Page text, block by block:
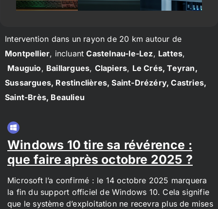
Intervention dans un rayon de 20 km autour de
Montpellier, incluantCastelnau-le-Lez, Lattes,
Mauguio, Baillargues, Clapiers, Le Crés, Teyran,
Sussargues, Restinclières, Saint-Drézéry, Castries,
Saint-Brès, Beaulieu
Windows 10 tire sa révérence :
que faire après octobre 2025 ?
Microsoft l’a confirmé : le 14 octobre 2025 marquera
la fin du support officiel de Windows 10. Cela signifie
que le système d’exploitation ne recevra plus de mises